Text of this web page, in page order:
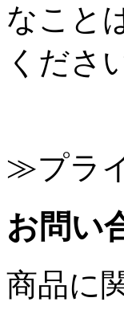
なこと
くださ
≫プラ
お問い
商品に